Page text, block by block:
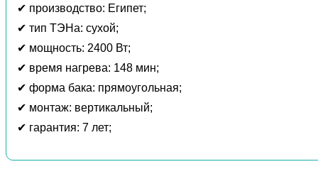
✔ производство: Египет;
✔ тип ТЭНа: сухой;
✔ мощность: 2400 Вт;
✔ время нагрева: 148 мин;
✔ форма бака: прямоугольная;
✔ монтаж: вертикальный;
✔ гарантия: 7 лет;